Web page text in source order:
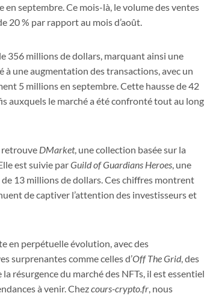
septembre. Ce mois-là, le volume des ventes
20 % par rapport au mois d’août.
356 millions de dollars, marquant ainsi une
une augmentation des transactions, avec un
5 millions en septembre. Cette hausse de 42
auxquels le marché a été confronté tout au long
retrouve DMarket, une collection basée sur la
est suivie parGuild of Guardians Heroes , une
13 millions de dollars. Ces chiffres montrent
de captiver l’attention des investisseurs et
en perpétuelle évolution, avec des
surprenantes comme celles d’Off The Grid, des
résurgence du marché des NFTs, il est essentiel
à venir. Chezcours-crypto.fr , nous